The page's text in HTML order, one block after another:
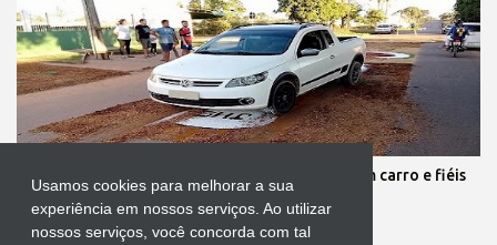
Usamos cookies para melhorar a sua
experiência em nossos serviços. Ao utilizar
nossos serviços, você concorda com tal
Protestante destrói tapete de Corpus Christi com carro e fiéis
se revoltam